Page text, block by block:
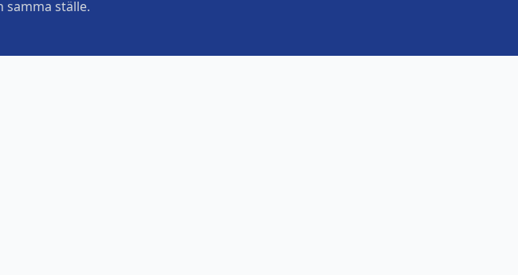
samma ställe.